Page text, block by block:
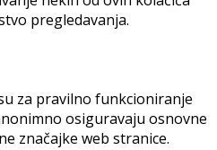
pregledavanja.
za pravilno funkcioniranje
osiguravaju osnovne
značajke web stranice.